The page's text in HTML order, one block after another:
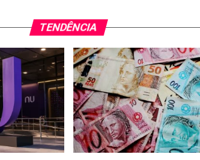
TENDÊNCIA